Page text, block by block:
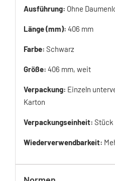
Ausführung: Ohne
Länge (mm): 406 mm
Farbe: Schwarz
Größe: 406 mm, weit
Verpackung: Einzeln
Karton
Verpackungseinheit: Stück
Wiederverwendbarkeit: